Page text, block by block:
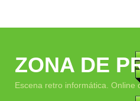
ZONA DE
Escena retro informática. Online